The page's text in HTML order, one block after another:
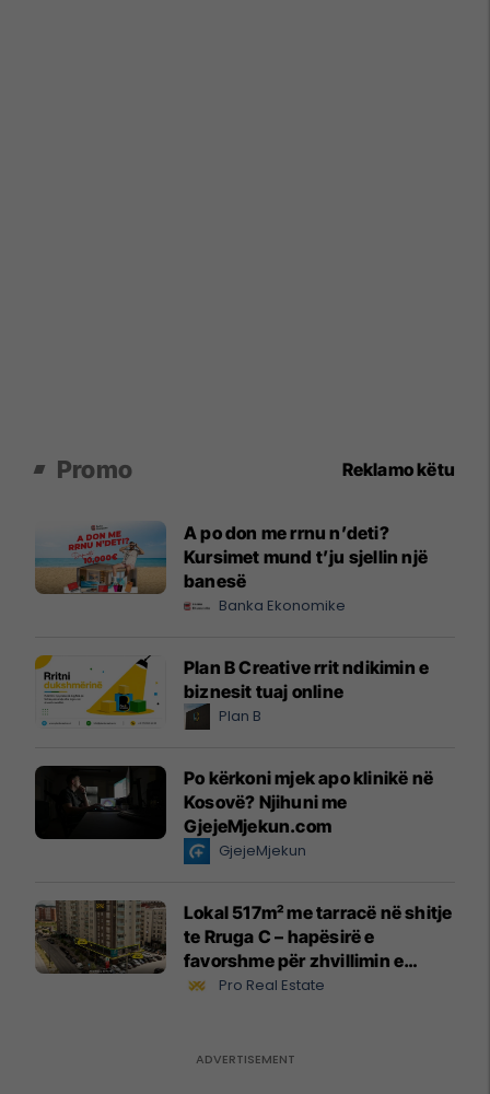
Promo Reklamo këtu
A po don me rrnu n’deti?
Kursimet mund t’ju sjellin një
banesë
Banka Ekonomike
Plan B Creative rrit ndikimin e
biznesit tuaj online
Plan B
Po kërkoni mjek apo klinikë në
Kosovë? Njihuni me
GjejeMjekun.com
GjejeMjekun
Lokal 517m² me tarracë në shitje
te Rruga C – hapësirë e
favorshme për zhvillimin e
biznesit #15796
Pro Real Estate